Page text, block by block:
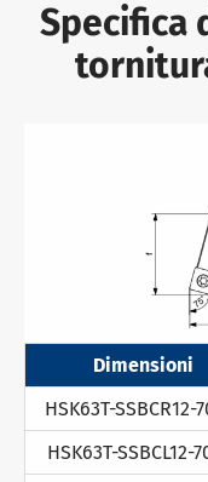
Specifica
tornitura
Dimensioni
HSK63T-SSBCR12-
HSK63T-SSBCL12-